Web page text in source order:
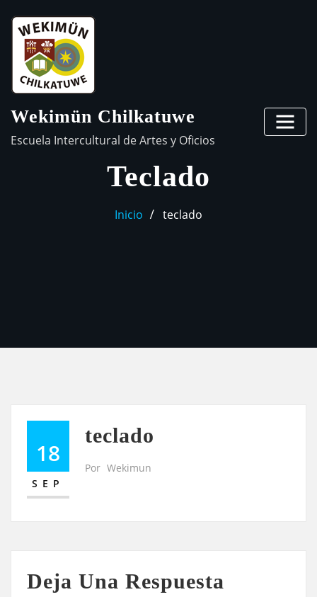
Wekimün Chilkatuwe
Escuela Intercultural de Artes y Oficios
Teclado
Inicio teclado
18
SEP
teclado
Por Wekimun
Deja Una Respuesta